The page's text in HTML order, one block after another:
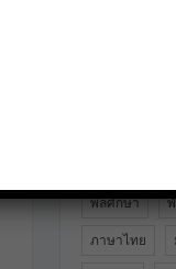
พลศึกษา
ภาษาไทย